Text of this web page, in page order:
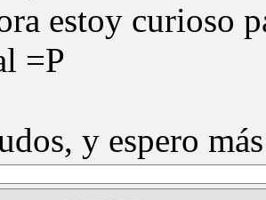
estoy curioso
=P
y espero